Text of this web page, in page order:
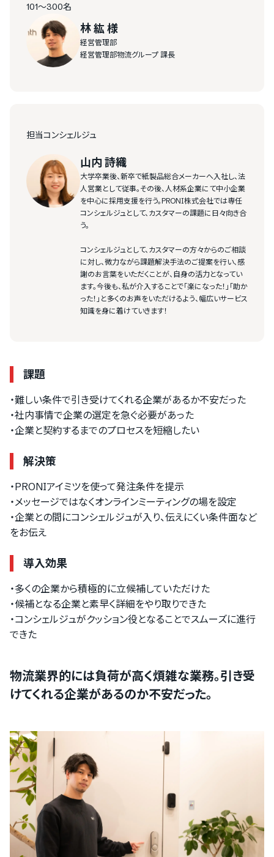
101〜300名
林 紘 様
経営管理部
経営管理部物流グループ 課長
担当コンシェルジュ
山内 詩織
大学卒業後、新卒で紙製品総合メーカーへ入社し、法
人営業として従事。その後、人材系企業にて中小企業
を中心に採用支援を行う。PRONI株式会社では専任
コンシェルジュとして、カスタマーの課題に日々向き合
う。
コンシェルジュとして、カスタマーの方々からのご相談
に対し、微力ながら課題解決手法のご提案を行い、感
謝のお言葉をいただくことが、自身の活力となってい
ます。今後も、私が介入することで「楽になった！」「助か
った！」と多くのお声をいただけるよう、幅広いサービス
知識を身に着けていきます！
課題
・難しい条件で引き受けてくれる企業があるか不安だった
・社内事情で企業の選定を急ぐ必要があった
・企業と契約するまでのプロセスを短縮したい
解決策
・PRONIアイミツを使って発注条件を提示
・メッセージではなくオンラインミーティングの場を設定
・企業との間にコンシェルジュが入り、伝えにくい条件面など
をお伝え
導入効果
・多くの企業から積極的に立候補していただけた
・候補となる企業と素早く詳細をやり取りできた
・コンシェルジュがクッション役となることでスムーズに進行
できた
物流業界的には負荷が高く煩雑な業務。引き受
けてくれる企業があるのか不安だった。